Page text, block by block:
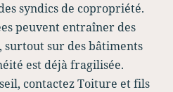
syndics de copropriété.
peuvent entraîner des
sur des bâtiments
est déjà fragilisée.
contactez Toiture et fils